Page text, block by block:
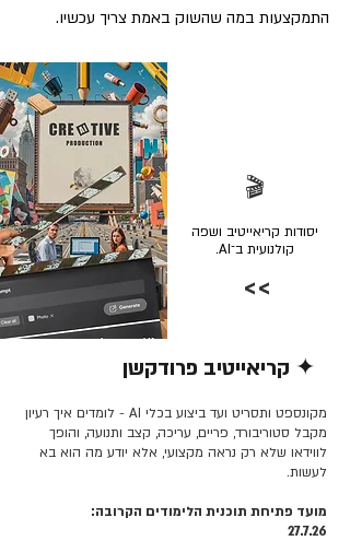
התמקצעות במה שהשוק באמת צריך עכשיו.
🎬
יסודות קריאייטיב ושפה
קולנועית ב־AI.
>>
✦ קריאייטיב פרודקשן
מקונספט ותסריט ועד ביצוע בכלי AI - לומדים איך רעיון
מקבל סטוריבורד, פריים, עריכה, קצב ותנועה, והופך
לווידאו שלא רק נראה מקצועי, אלא יודע מה הוא בא
לעשות.
מועד פתיחת תוכנית הלימודים הקרובה:
27.7.26